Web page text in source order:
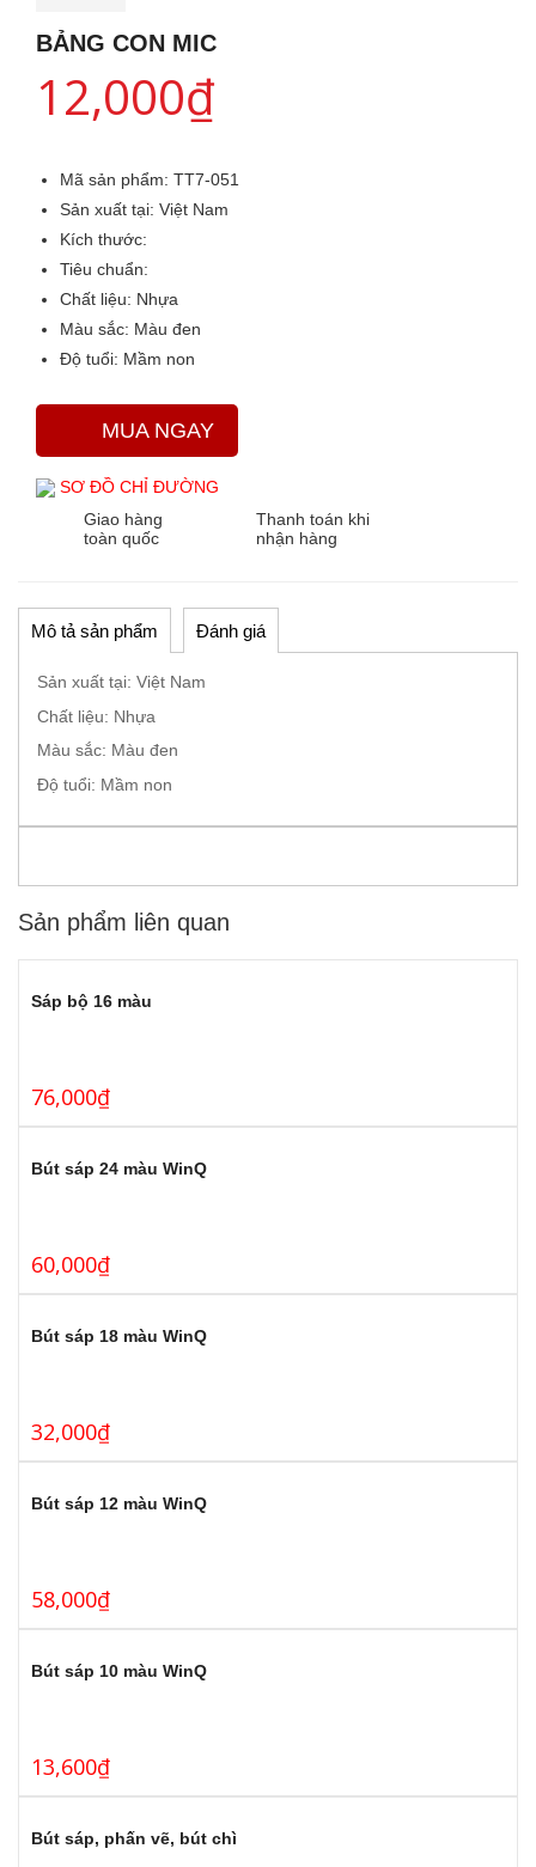
BẢNG CON MIC
12,000₫
Mã sản phẩm: TT7-051
Sản xuất tại: Việt Nam
Kích thước:
Tiêu chuẩn:
Chất liệu: Nhựa
Màu sắc: Màu đen
Độ tuổi: Mầm non
MUA NGAY
SƠ ĐỒ CHỈ ĐƯỜNG
Giao hàng
toàn quốc
Thanh toán khi
nhận hàng
Mô tả sản phẩm Đánh giá
Sản xuất tại: Việt Nam
Chất liệu: Nhựa
Màu sắc: Màu đen
Độ tuổi: Mầm non
Sản phẩm liên quan
Sáp bộ 16 màu
76,000₫
Bút sáp 24 màu WinQ
60,000₫
Bút sáp 18 màu WinQ
32,000₫
Bút sáp 12 màu WinQ
58,000₫
Bút sáp 10 màu WinQ
13,600₫
Bút sáp, phấn vẽ, bút chì